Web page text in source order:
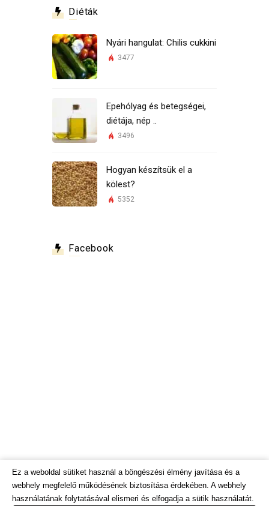
Diéták
Nyári hangulat: Chilis cukkini
3477
Epehólyag és betegségei,
diétája, nép ..
3496
Hogyan készítsük el a
kölest?
5352
Facebook
Ez a weboldal sütiket használ a böngészési élmény javítása és a
webhely megfelelő működésének biztosítása érdekében. A webhely
használatának folytatásával elismeri és elfogadja a sütik használatát.